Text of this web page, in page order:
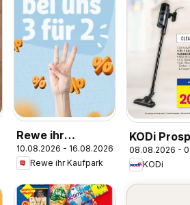
Rewe ihr
Kaufpark
Prospekt
10.08.2026 - 16.08.2026
Rewe ihr Kaufpark
KODi
08.08.2026 -
KODi